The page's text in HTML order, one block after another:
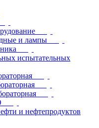
и лампы
испытательных
и нефтепродуктов